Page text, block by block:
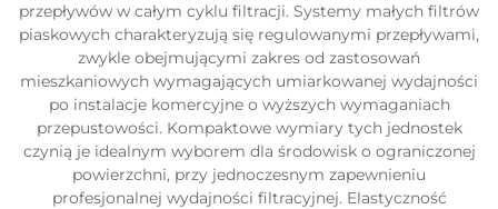
przepływów w całym cyklu filtracji. Systemy małych filtrów
piaskowych charakteryzują się regulowanymi przepływami,
zwykle obejmującymi zakres od zastosowań
mieszkaniowych wymagających umiarkowanej wydajności
po instalacje komercyjne o wyższych wymaganiach
przepustowości. Kompaktowe wymiary tych jednostek
czynią je idealnym wyborem dla środowisk o ograniczonej
powierzchni, przy jednoczesnym zapewnieniu
profesjonalnej wydajności filtracyjnej. Elastyczność